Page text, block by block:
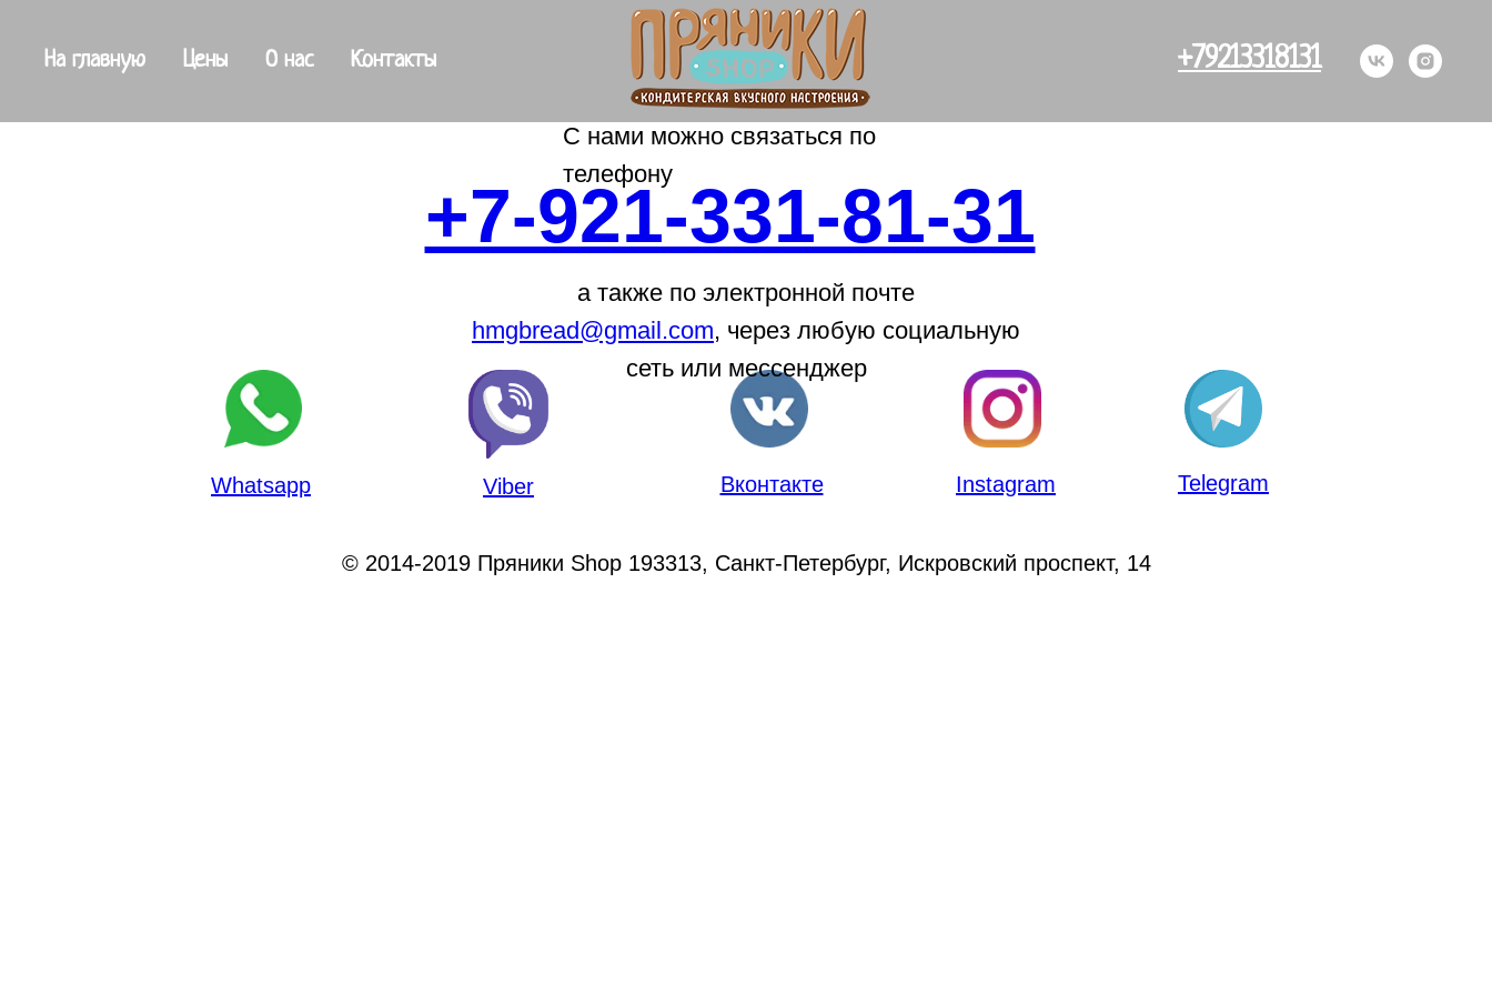
На главную Цены О нас Контакты +79213318131
+7-921-331-81-31
Whatsapp Viber Вконтакте Instagram Telegram
С нами можно связаться по
телефону
а также по электронной почте
hmgbread@gmail.com, через любую социальную
сеть или мессенджер
© 2014-2019 Пряники Shop 193313, Санкт-Петербург, Искровский проспект, 14